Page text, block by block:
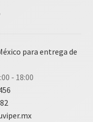
para entrega de
- 18:00